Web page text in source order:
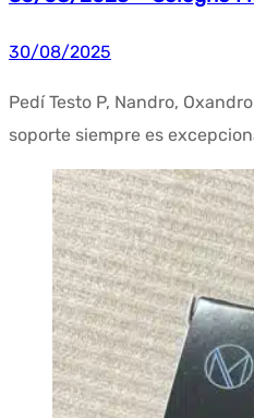
30/08/2025
Pedí Testo P, Nandro,
soporte siempre es